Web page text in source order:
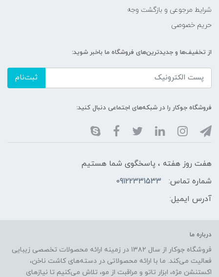
شرایط مرجوعی و بازگشت وجه
حریم خصوصی
از تخفیف‌ها و جدیدترین‌های فروشگاه ما باخبر شوید:
ثبت‌نام
فروشگاه جوکار را در شبکه‌های اجتماعی دنبال کنید:
هفت روز هفته ، پاسخگوی شما هستیم
شماره تماس:
09122331533
آدرس ایمیل:
درباره ما
فروشگاه جوکار از سال ۱۳۸۲ در زمینه ارائه محصولات تخصصی زیبایی
فعالیت می‌کند. ما با ارائه محصولاتی در دسته‌های کاشت ناخن،
اکستنشن مژه، ابزار تاتو و مراقبت از مو، تلاش می‌کنیم تا نیازهای